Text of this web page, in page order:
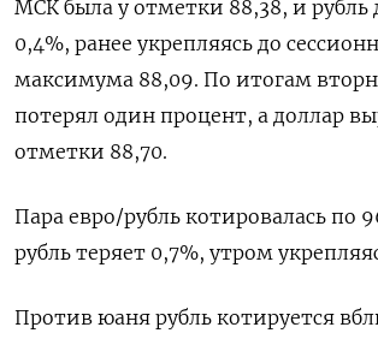
МСК была у отметки 88,38, и рубль
0,4%, ранее укрепляясь до
максимума 88,09. По итогам
потерял один процент, а доллар
отметки 88,70.
Пара евро/рубль котировалась по
рубль теряет 0,7%, утром
Против юаня рубль котируется